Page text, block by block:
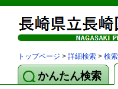
トップページ > 詳細検索 > 検
かんたん検索